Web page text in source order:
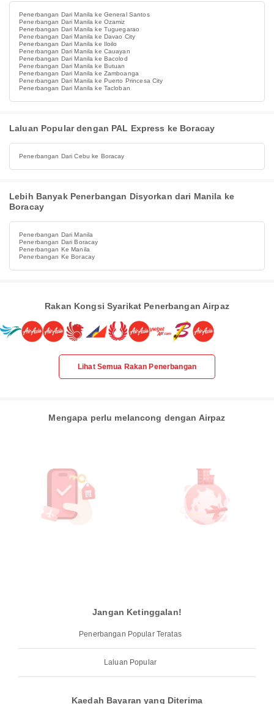
Penerbangan Dari Manila ke General Santos
Penerbangan Dari Manila ke Ozamiz
Penerbangan Dari Manila ke Tuguegarao
Penerbangan Dari Manila ke Davao City
Penerbangan Dari Manila ke Iloilo
Penerbangan Dari Manila ke Cauayan
Penerbangan Dari Manila ke Bacolod
Penerbangan Dari Manila ke Butuan
Penerbangan Dari Manila ke Zamboanga
Penerbangan Dari Manila ke Puerto Princesa City
Penerbangan Dari Manila ke Tacloban
Laluan Popular dengan PAL Express ke Boracay
Penerbangan Dari Cebu ke Boracay
Lebih Banyak Penerbangan Disyorkan dari Manila ke
Boracay
Penerbangan Dari Manila
Penerbangan Dari Boracay
Penerbangan Ke Manila
Penerbangan Ke Boracay
Rakan Kongsi Syarikat Penerbangan Airpaz
Lihat Semua Rakan Penerbangan
Mengapa perlu melancong dengan Airpaz
Jangan Ketinggalan!
Penerbangan Popular Teratas
Laluan Popular
Kaedah Bayaran yang Diterima